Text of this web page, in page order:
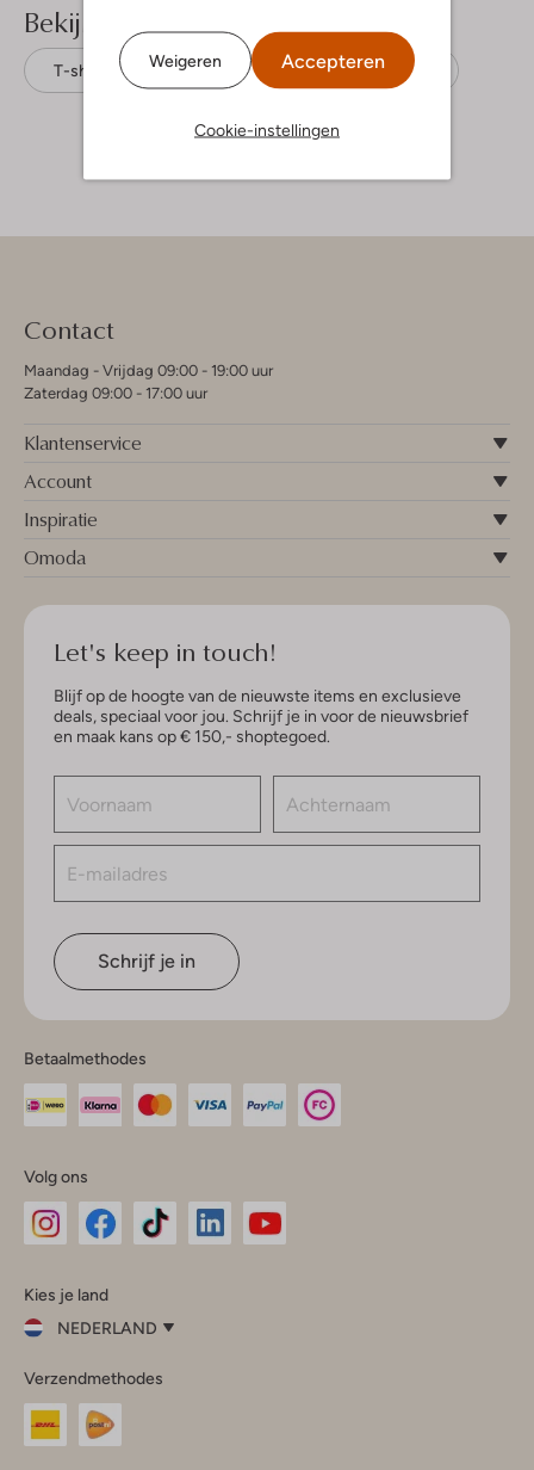
Weigeren Accepteren
Cookie-instellingen
Bekijk meer
T-shirts Genti Biologisch katoen
Contact
Maandag - Vrijdag 09:00 - 19:00 uur
Zaterdag 09:00 - 17:00 uur
Klantenservice
Account
Inspiratie
Omoda
Let's keep in touch!
Blijf op de hoogte van de nieuwste items en exclusieve
deals, speciaal voor jou. Schrijf je in voor de nieuwsbrief
en maak kans op € 150,- shoptegoed.
Schrijf je in
Betaalmethodes
Volg ons
InstagramFacebook
Kies je land
NEDERLAND
je
land
Nederland
Verzendmethodes